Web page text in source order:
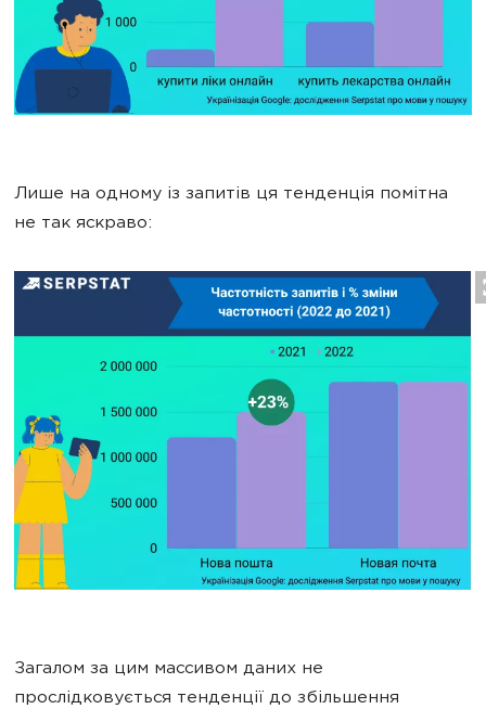
Лише на одному із запитів ця тенденція помітна
не так яскраво:
Загалом за цим массивом даних не
прослідковується тенденції до збільшення